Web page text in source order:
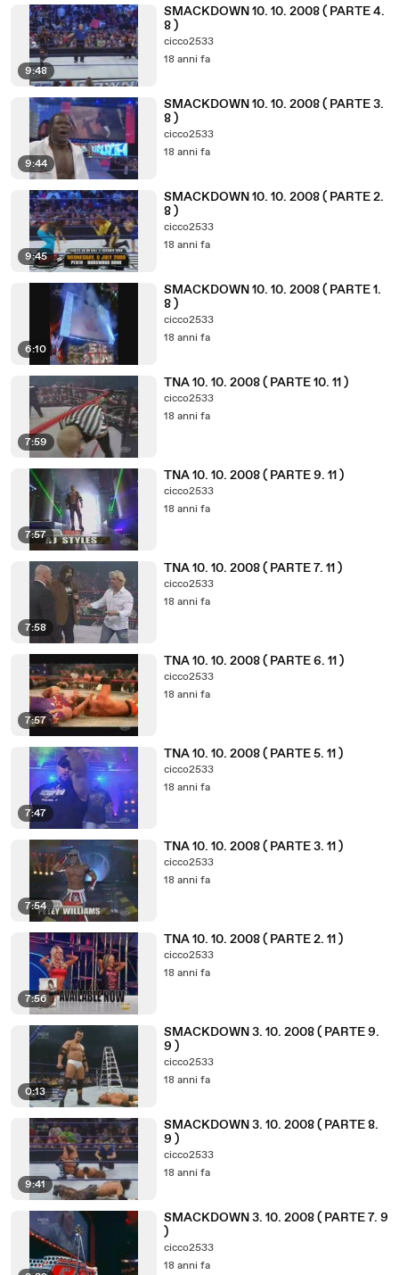
9:48
SMACKDOWN 10. 10. 2008 ( PARTE 4.
8 )
cicco2533
18 anni fa
9:44
SMACKDOWN 10. 10. 2008 ( PARTE 3.
8 )
cicco2533
18 anni fa
9:45
SMACKDOWN 10. 10. 2008 ( PARTE 2.
8 )
cicco2533
18 anni fa
6:10
SMACKDOWN 10. 10. 2008 ( PARTE 1.
8 )
cicco2533
18 anni fa
7:59
TNA 10. 10. 2008 ( PARTE 10. 11 )
cicco2533
18 anni fa
7:57
TNA 10. 10. 2008 ( PARTE 9. 11 )
cicco2533
18 anni fa
7:58
TNA 10. 10. 2008 ( PARTE 7. 11 )
cicco2533
18 anni fa
7:57
TNA 10. 10. 2008 ( PARTE 6. 11 )
cicco2533
18 anni fa
7:47
TNA 10. 10. 2008 ( PARTE 5. 11 )
cicco2533
18 anni fa
7:54
TNA 10. 10. 2008 ( PARTE 3. 11 )
cicco2533
18 anni fa
7:56
TNA 10. 10. 2008 ( PARTE 2. 11 )
cicco2533
18 anni fa
0:13
SMACKDOWN 3. 10. 2008 ( PARTE 9.
9 )
cicco2533
18 anni fa
9:41
SMACKDOWN 3. 10. 2008 ( PARTE 8.
9 )
cicco2533
18 anni fa
SMACKDOWN 3. 10. 2008 ( PARTE 7. 9
)
cicco2533
18 anni fa